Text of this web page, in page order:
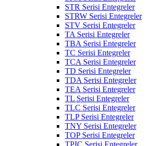
STR Serisi Entegreler
STRW Serisi Entegreler
STV Serisi Entegreler
TA Serisi Entegreler
TBA Serisi Entegreler
TC Serisi Entegreler
TCA Serisi Entegreler
TD Serisi Entegreler
TDA Serisi Entegreler
TEA Serisi Entegreler
TL Serisi Entegreler
TLC Serisi Entegreler
TLP Serisi Entegreler
TNY Serisi Entegreler
TOP Serisi Entegreler
TPIC Serisi Entegreler